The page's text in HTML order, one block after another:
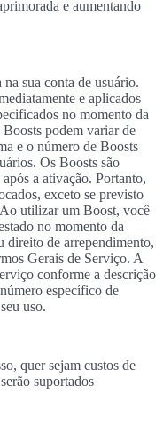
e aumentando
sua conta de usuário.
e aplicados
no momento da
podem variar de
e o número de Boosts
Os Boosts são
a ativação. Portanto,
exceto se previsto
utilizar um Boost, você
no momento da
direito de arrependimento,
Gerais de Serviço. A
conforme a descrição
específico de
uso.
quer sejam custos de
suportados